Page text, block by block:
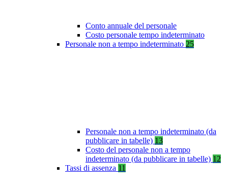
Conto annuale del personale
Costo personale tempo indeterminato
Personale non a tempo indeterminato 25
Personale non a tempo indeterminato (da
pubblicare in tabelle) 13
Costo del personale non a tempo
indeterminato (da pubblicare in tabelle) 12
Tassi di assenza 11